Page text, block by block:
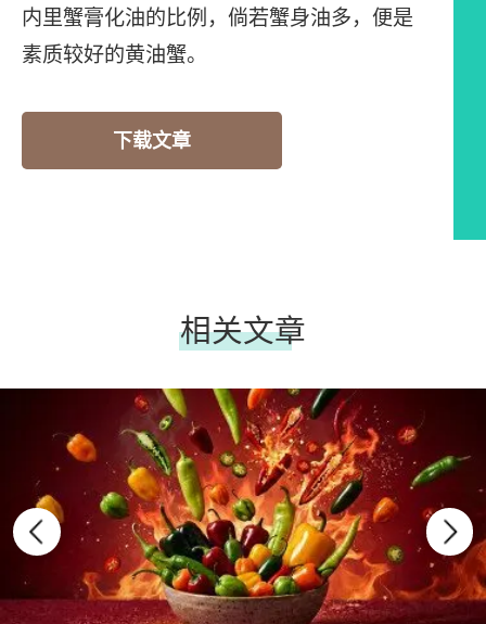
内里蟹膏化油的比例，倘若蟹身油多，便是
素质较好的黄油蟹。
下载文章
相关文章